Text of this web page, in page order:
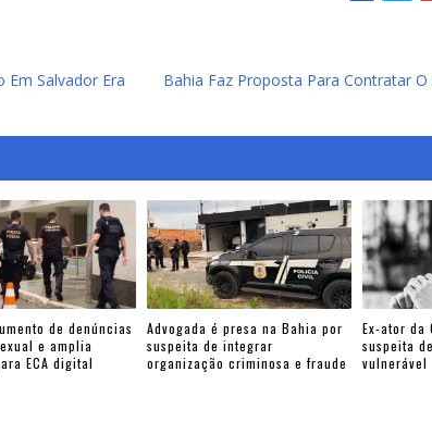
Salvador Era
Bahia Faz Proposta Para Contratar
de denúncias
e amplia
ECA digital
Advogada é presa na Bahia por
suspeita de integrar
organização criminosa e fraude
Ex-ator da
suspeita
vulnerável